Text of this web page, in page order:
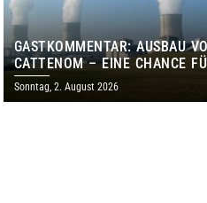
GASTKOMMENTAR: AUSBAU
CATTENOM – EINE CHANCE
LOTHRINGEN UND DAS
Sonntag, 2. August 2026